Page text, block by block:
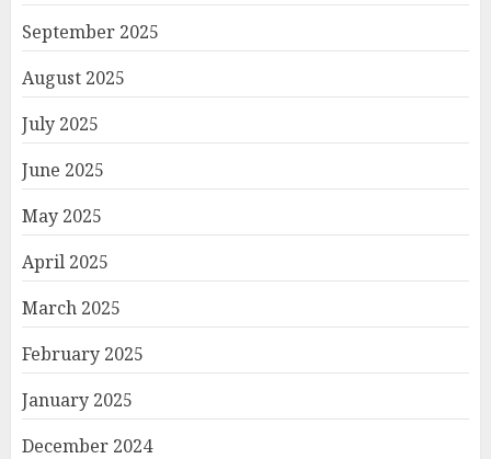
September 2025
August 2025
July 2025
June 2025
May 2025
April 2025
March 2025
February 2025
January 2025
December 2024